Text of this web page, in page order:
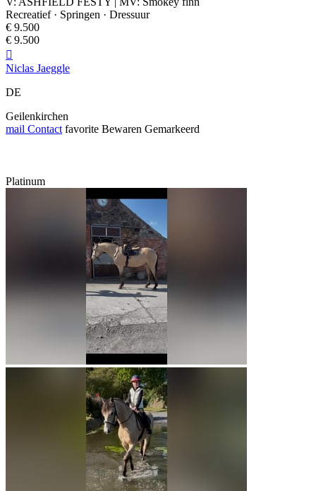
Recreatief · Springen · Dressuur
€ 9.500
€ 9.500

Niclas Jaeggle
DE
Geilenkirchen
mail Contact favorite Bewaren Gemarkeerd
Platinum